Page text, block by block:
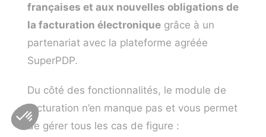
françaises et aux nouvelles obligations de
la facturation électronique grâce à un
partenariat avec la plateforme agréée
SuperPDP.
Du côté des fonctionnalités, le module de
facturation n’en manque pas et vous permet
de gérer tous les cas de figure :